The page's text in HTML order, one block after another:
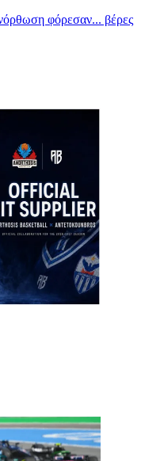
φόρεσαν... βέρες